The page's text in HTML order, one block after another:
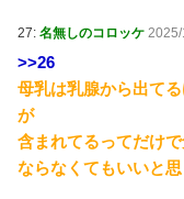
27: 名無しのコロッケ
>>26
母乳は乳腺から出て
が
含まれてるってだけ
ならなくてもいいと思